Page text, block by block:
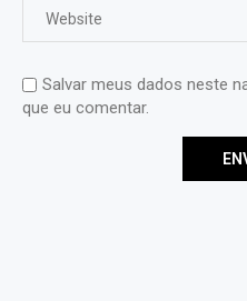
Salvar meus dados neste
que eu comentar.